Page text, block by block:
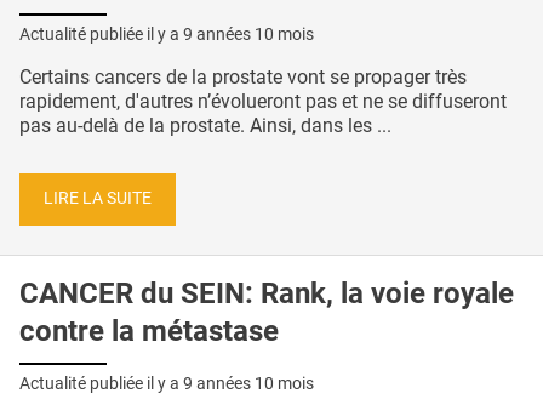
Actualité publiée il y a 9 années 10 mois
Certains cancers de la prostate vont se propager très
rapidement, d'autres n’évolueront pas et ne se diffuseront
pas au-delà de la prostate. Ainsi, dans les ...
LIRE LA SUITE
CANCER du SEIN: Rank, la voie royale
contre la métastase
Actualité publiée il y a 9 années 10 mois